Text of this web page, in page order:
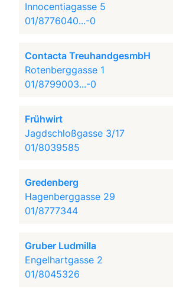
Innocentiagasse 5
01/8776040...-0
Contacta TreuhandgesmbH
Rotenberggasse 1
01/8799003...-0
Frühwirt
Jagdschloßgasse 3/17
01/8039585
Gredenberg
Hagenberggasse 29
01/8777344
Gruber Ludmilla
Engelhartgasse 2
01/8045326